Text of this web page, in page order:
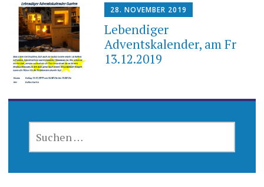
28. NOVEMBER 2019
Lebendiger
Adventskalender, am Fr
13.12.2019
NACH: